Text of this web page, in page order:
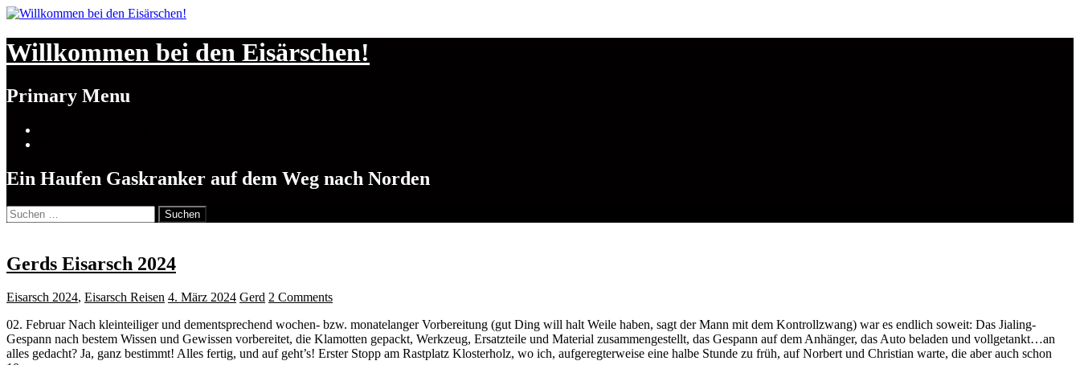
Willkommen bei den Eisärschen!
Search
Primary Menu
Skip
Ein Haufen Gaskranker auf dem Weg nach Norden
Suchen
nach:
Gerds Eisarsch 2024
Eisarsch 2024, Eisarsch Reisen 4. März 2024 Gerd 2 Comments
02. Februar Nach kleinteiliger und dementsprechend wochen- bzw. monatelanger Vorbereitung (gut Ding will halt Weile haben, sagt der Mann mit dem Kontrollzwang) war es endlich soweit: Das Jialing-
Gespann nach bestem Wissen und Gewissen vorbereitet, die Klamotten gepackt, Werkzeug, Ersatzteile und Material zusammengestellt, das Gespann auf dem Anhänger, das Auto beladen und vollgetankt…an
alles gedacht? Ja, ganz bestimmt! Alles fertig, und auf geht’s! Erster Stopp am Rastplatz Klosterholz, wo ich, aufgeregterweise eine halbe Stunde zu früh, auf Norbert und Christian warte, die aber auch schon